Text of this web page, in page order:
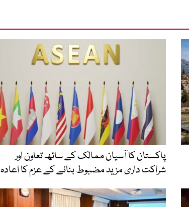
پاکستان کا آسیان ممالک کے ساتھ تعاون اور
شراکت داری مزید مضبوط بنانے کے عزم کا اعادہ